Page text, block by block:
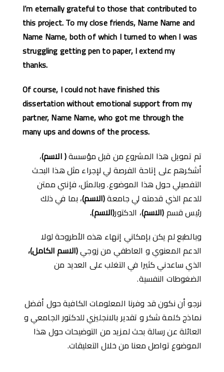
I’m eternally grateful to those that contributed to
this project. To my close friends, Name Name and
Name Name, both of which I turned to when I was
struggling getting pen to paper, I extend my
thanks.
Of course, I could not have finished this
dissertation without emotional support from my
partner, Name Name, who got me through the
many ups and downs of the process.
تم تمويل هذا المشروع من قبل مؤسسة(الاسم)،
أشكرهم على إتاحة الفرصة لي لإجراء مثل هذا البحث
التفصيلي حول هذا الموضوع. وبالمثل، فإنني ممتن
للدعم الذي قدمته لي جامعة(الاسم)، بما في ذلك
رئيس قسم(الاسم)، الدكتور(الاسم).
وبالطبع لم يكن بإمكاني إنهاء هذه الأطروحة لولا
الدعم المعنوي و العاطفي من زوجي(الاسم الكامل)،
الذي ساعدني كثيرا في التغلب على العديد من
الضغوطات النفسية.
نرجو أن نكون قد وفرنا المعلومات الكافية حول أفضل
نماذج كلمة شكر و تقدير بالانجليزي للدكتور الجامعي و
العائلة عن رسالة بحث لمزيد من التوضيحات حول هذا
الموضوع تواصل معنا من خلال التعليقات.